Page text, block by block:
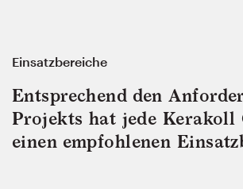
Einsatzbereiche
Entsprechend den
Projekts hat jede Kerakoll
einen empfohlenen